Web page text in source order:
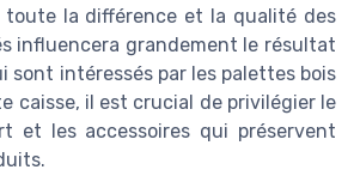
la différence et la qualité des
influencera grandement le résultat
sont intéressés par les palettes bois
caisse, il est crucial de privilégier le
et les accessoires qui préservent